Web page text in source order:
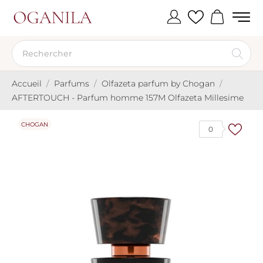
Accueil Parfums
Olfazeta parfum by Chogan
AFTERTOUCH - Parfum homme 157M Olfazeta Millesime
0
CHOGAN